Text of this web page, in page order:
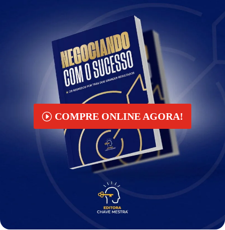
COMPRE ONLINE AGORA!